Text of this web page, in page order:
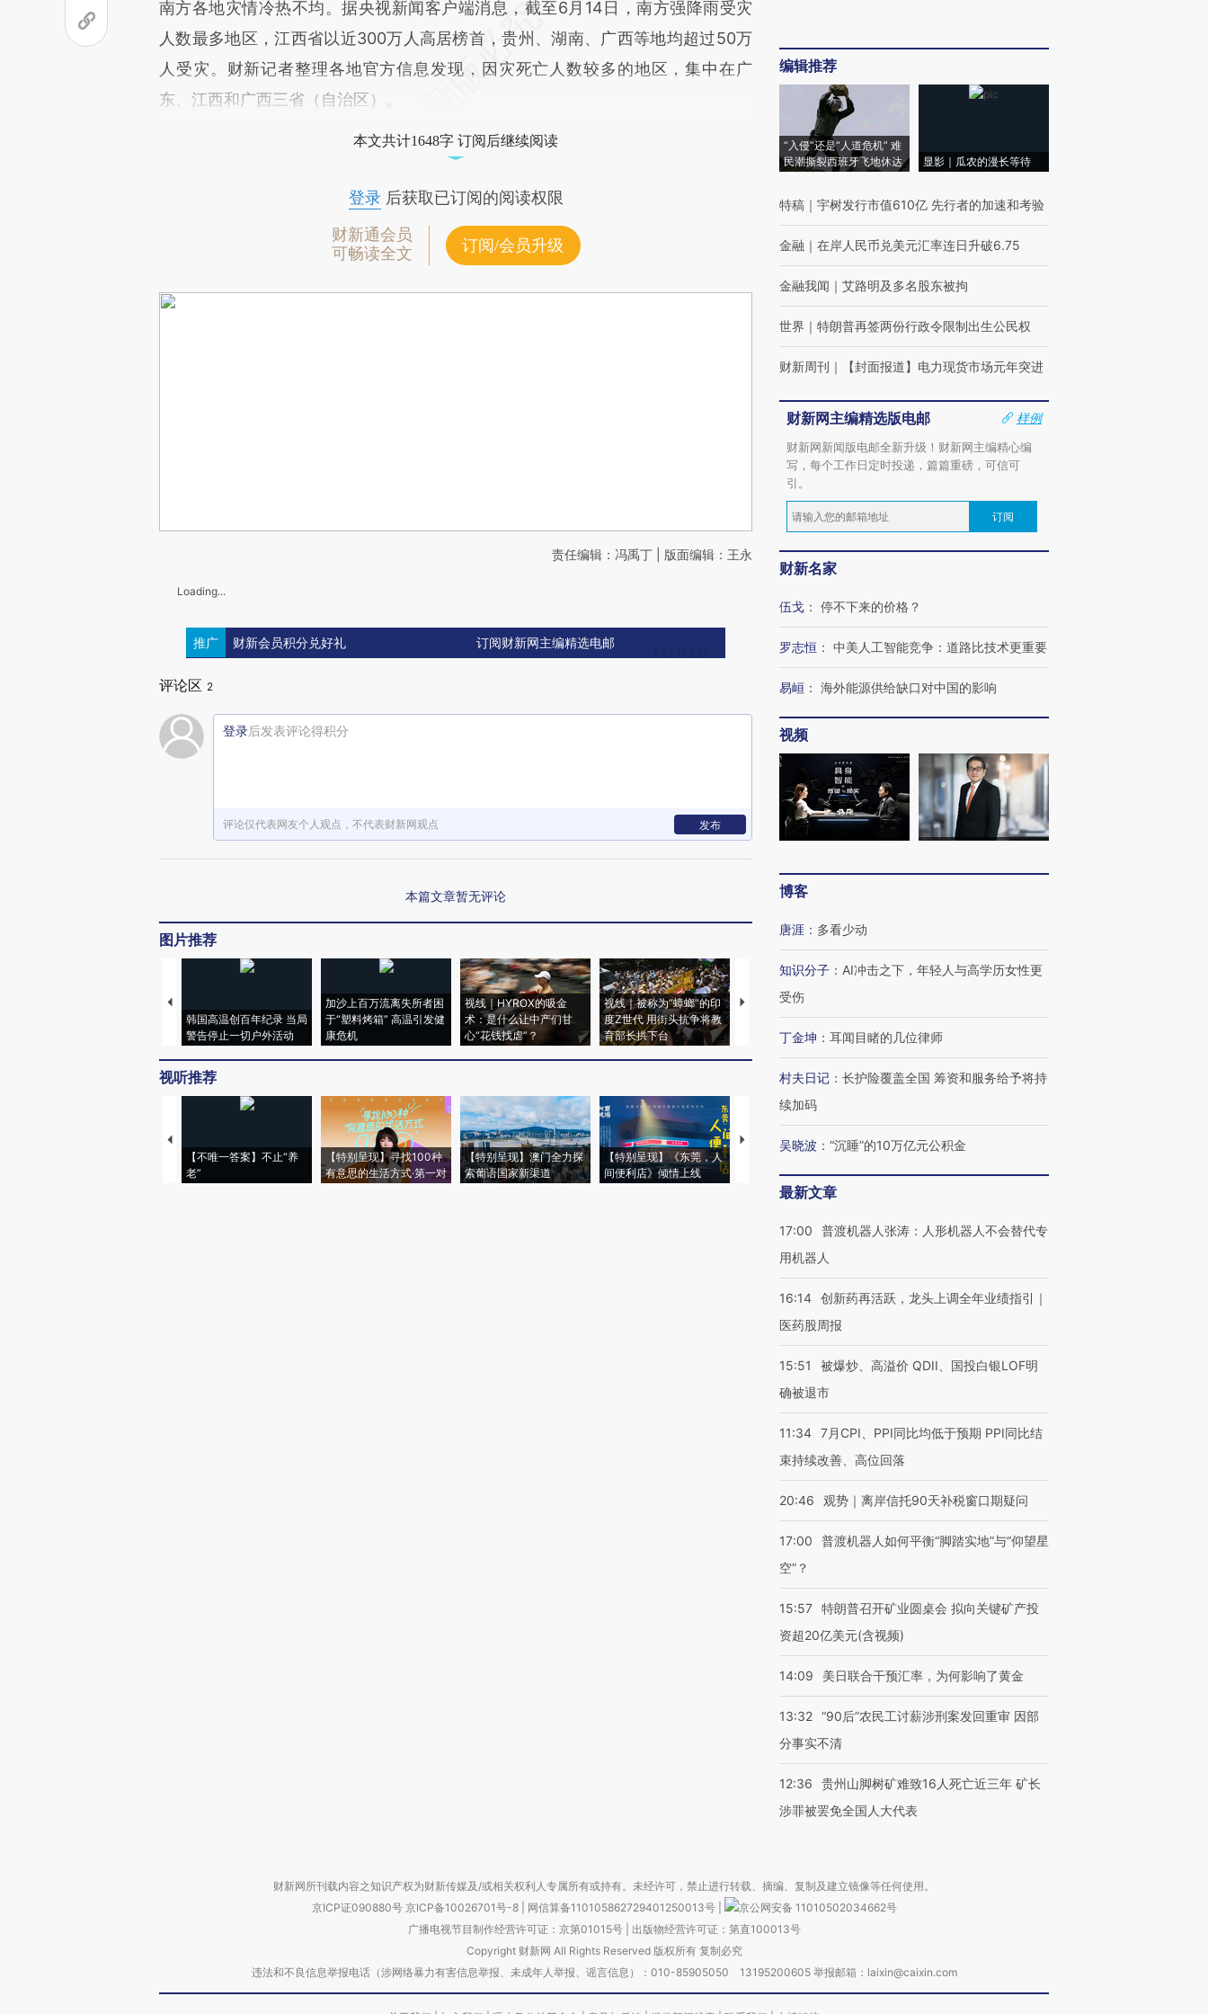
南方各地灾情冷热不均。据央视新闻客户端消息，截至6月14日，南方强降雨受灾
人数最多地区，江西省以近300万人高居榜首，贵州、湖南、广西等地均超过50万
人受灾。财新记者整理各地官方信息发现，因灾死亡人数较多的地区，集中在广
东、江西和广西三省（自治区）。
本文共计1648字 订阅后继续阅读
登录后获取已订阅的阅读权限
财新通会员
可畅读全文
订阅/会员升级
责任编辑：冯禹丁 | 版面编辑：王永
Loading...
推广 财新会员积分兑好礼 订阅财新网主编精选电邮
评论区 2
登录后发表评论得积分
评论仅代表网友个人观点，不代表财新网观点 发布
本篇文章暂无评论
图片推荐
韩国高温创百年纪录 当局
警告停止一切户外活动
加沙上百万流离失所者困
于“塑料烤箱” 高温引发健
康危机
视线｜HYROX的吸金
术：是什么让中产们甘
心“花钱找虐”？
视线｜被称为“蟑螂”的印
度Z世代 用街头抗争将教
育部长拱下台
视线｜“入侵”还是“人道危
机”？难民潮撕裂西班牙
飞地休达
128毫米 紧急转移近
4000人
雨 3小时累计雨量超80毫
视听推荐
【不唯一答案】不止“养
老”
【特别呈现】寻找100种
有意思的生活方式·第一对
【特别呈现】澳门全力探
索葡语国家新渠道
【特别呈现】《东莞，人
间便利店》倾情上线
【推广】走进第四届链博
有意思的生活方式·第三对
住三大增长引擎是什么？
编辑推荐
“入侵”还是“人道危机” 难
民潮撕裂西班牙飞地休达
显影｜瓜农的漫长等待
特稿 ｜ 宇树发行市值610亿 先行者的加速和考验
金融 ｜ 在岸人民币兑美元汇率连日升破6.75
金融我闻 ｜ 艾路明及多名股东被拘
世界 ｜ 特朗普再签两份行政令限制出生公民权
财新周刊 ｜ 【封面报道】电力现货市场元年突进
财新网主编精选版电邮
样例
财新网新闻版电邮全新升级！财新网主编精心编
写，每个工作日定时投递，篇篇重磅，可信可
引。
订阅
财新名家
伍戈 ： 停不下来的价格？
罗志恒 ： 中美人工智能竞争：道路比技术更重要
易峘 ： 海外能源供给缺口对中国的影响
视频
博客
唐涯 ： 多看少动
知识分子 ： AI冲击之下，年轻人与高学历女性更
受伤
丁金坤 ： 耳闻目睹的几位律师
村夫日记 ： 长护险覆盖全国 筹资和服务给予将持
续加码
吴晓波 ： “沉睡”的10万亿元公积金
最新文章
17:00
普渡机器人张涛：人形机器人不会替代专
用机器人
16:14 创新药再活跃，龙头上调全年业绩指引｜
医药股周报
15:51
被爆炒、高溢价 QDII、国投白银LOF明
确被退市
11:34 7月CPI、PPI同比均低于预期 PPI同比结
束持续改善、高位回落
20:46 观势｜离岸信托90天补税窗口期疑问
17:00
普渡机器人如何平衡“脚踏实地”与“仰望星
空”？
15:57 特朗普召开矿业圆桌会 拟向关键矿产投
资超20亿美元(含视频)
14:09 美日联合干预汇率，为何影响了黄金
13:32 “90后”农民工讨薪涉刑案发回重审 因部
分事实不清
12:36
贵州山脚树矿难致16人死亡近三年 矿长
涉罪被罢免全国人大代表
财新网所刊载内容之知识产权为财新传媒及/或相关权利人专属所有或持有。未经许可，禁止进行转载、摘编、复制及建立镜像等任何使用。
京ICP证090880号 京ICP备10026701号-8 网信算备110105862729401250013号
京公网安备 11010502034662号
广播电视节目制作经营许可证：京第01015号| 出版物经营许可证：第直100013号
Copyright 财新网 All Rights Reserved 版权所有 复制必究
违法和不良信息举报电话（涉网络暴力有害信息举报、未成年人举报、谣言信息）：010-85905050 13195200605 举报邮箱：laixin@caixin.com